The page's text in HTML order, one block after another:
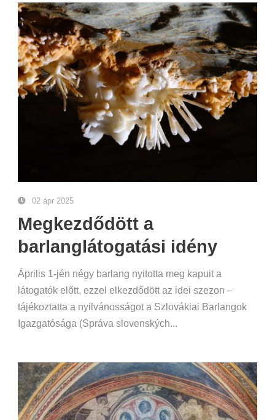
02 ápr 2025
Megkezdődött a
barlanglátogatási idény
Április 1-jén négy barlang nyitotta meg kapuit a
látogatók előtt, ezzel elkezdődött az idei szezon –
tájékoztatta a nyilvánosságot a Szlovákiai Barlangok
Igazgatósága (Správa slovenských...